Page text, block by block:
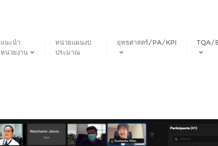
แนะนำ
หน่วยงาน
หน่วยแผนงบ
ประมาณ
ยุทธศาสตร์/PA/KPI TQA/